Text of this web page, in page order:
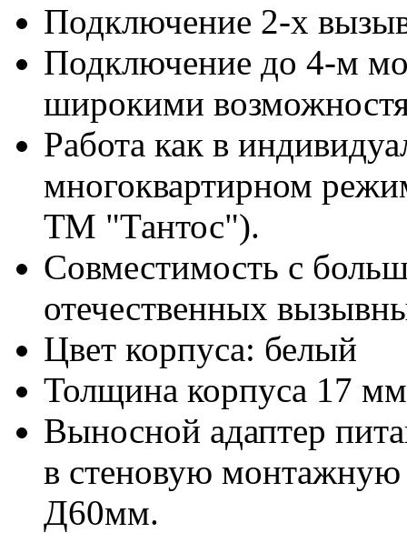
Подключение 2-х
Подключение до 4-м
широкими
Работа как в
многоквартирном
ТМ "Тантос").
Совместимость с
отечественных
Цвет корпуса: белый
Толщина корпуса 17 мм
Выносной адаптер
в стеновую монтажную
Д60мм.